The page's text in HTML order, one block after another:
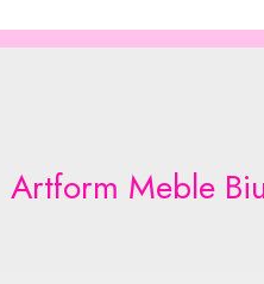
Artform Meble